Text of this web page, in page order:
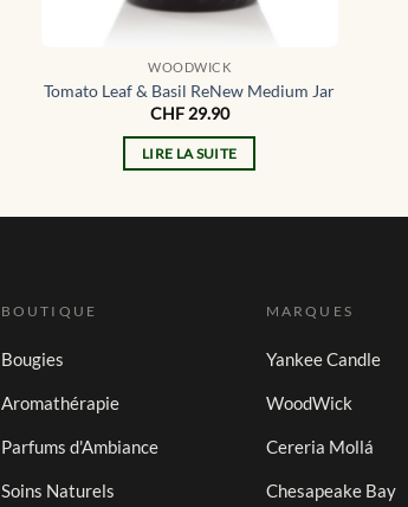
WOODWICK
Tomato Leaf & Basil ReNew Medium Jar
CHF29.90
LIRE LA SUITE
BOUTIQUE
Bougies
Aromathérapie
Parfums d'Ambiance
Soins Naturels
MARQUES
Yankee Candle
WoodWick
Cereria Mollá
Chesapeake Bay